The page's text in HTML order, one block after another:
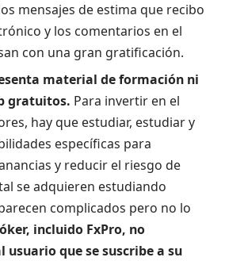
mensajes de estima que recibo
y los comentarios en el
con una gran gratificación.
material de formación ni
gratuitos. Para invertir en el
hay que estudiar, estudiar y
específicas para
y reducir el riesgo de
se adquieren estudiando
complicados pero no lo
incluido FxPro, no
usuario que se suscribe a su